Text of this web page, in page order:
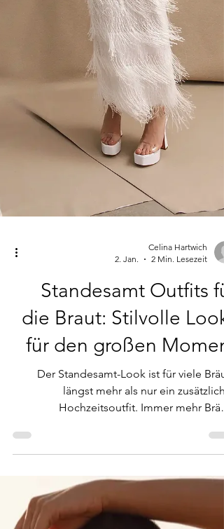
2. Jan.
2 Min. Lesezeit
Standesamt Outfits
die Braut: Stilvolle
für den großen
Der Standesamt-Look ist für viele
Hochzeitsoutfit. Immer mehr
entscheiden sich bewusst dafür, auf
und ihre Hochzeit ganz auf das
zu konzentrieren. Entsprechend gewinnt
Standesamt-Outfit an Bedeutung und